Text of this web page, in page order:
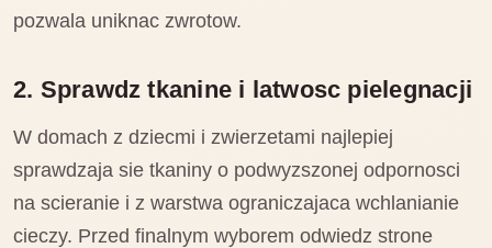
pozwala uniknac zwrotow.
2. Sprawdz tkanine i latwosc pielegnacji
W domach z dziecmi i zwierzetami najlepiej
sprawdzaja sie tkaniny o podwyzszonej odpornosci
na scieranie i z warstwa ograniczajaca wchlanianie
cieczy. Przed finalnym wyborem odwiedz strone